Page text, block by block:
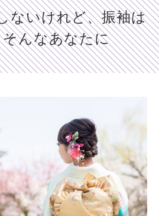
ないけれど、振袖は
んなあなたに